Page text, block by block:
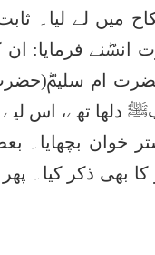
میں لے لیا۔
فرمایا: ان
حضرت ام
دلھا تھے، اس
خوان بچھایا۔
بھی ذکر کیا۔